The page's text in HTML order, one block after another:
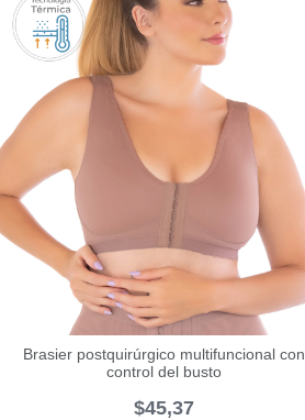
Brasier postquirúrgico multifuncional con
control del busto
$45,37